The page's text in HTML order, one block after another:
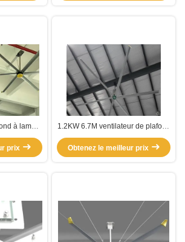
à lame
de.5KW
prix
1.2KW 6.7M ventilateur de plafond
industriel
Obtenez le meilleur prix